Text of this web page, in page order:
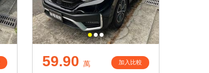
59.90 萬 加入比較